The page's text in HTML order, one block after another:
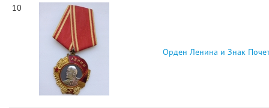
10
Орден Ленина и Знак